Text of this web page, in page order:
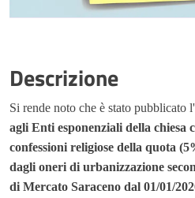
Descrizione
Si rende noto che è stato pubblicato l'
agli Enti esponenziali della chiesa
confessioni religiose della quota
dagli oneri di urbanizzazione
di Mercato Saraceno dal 01/01/